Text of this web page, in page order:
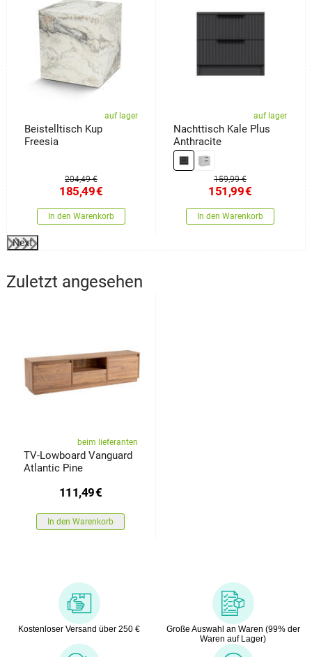
auf lager
Beistelltisch Kup
Freesia
204,49 €
185,49€
In den Warenkorb
auf lager
Nachttisch Kale Plus
Anthracite
159,99 €
151,99€
In den Warenkorb
Next
Zuletzt angesehen
beim lieferanten
TV-Lowboard Vanguard
Atlantic Pine
111,49€
In den Warenkorb
Kostenloser Versand über 250 €
Große Auswahl an Waren (99% der
Waren auf Lager)